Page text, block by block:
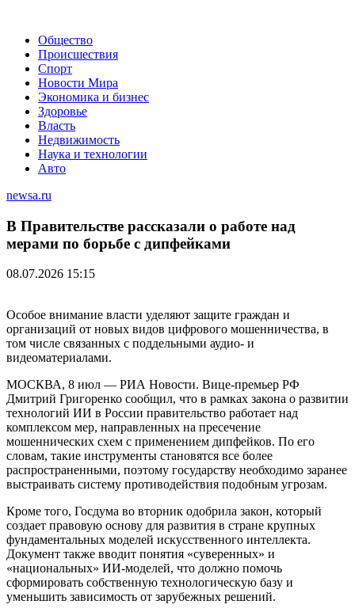
Общество
Происшествия
Спорт
Новости Мира
Экономика и бизнес
Здоровье
Власть
Недвижимость
Наука и технологии
Авто
newsa.ru
В Правительстве рассказали о работе над
мерами по борьбе с дипфейками
08.07.2026 15:15
Особое внимание власти уделяют защите граждан и
организаций от новых видов цифрового мошенничества, в
том числе связанных с поддельными аудио- и
видеоматериалами.
МОСКВА, 8 июл — РИА Новости. Вице-премьер РФ
Дмитрий Григоренко сообщил, что в рамках закона о развитии
технологий ИИ в России правительство работает над
комплексом мер, направленных на пресечение
мошеннических схем с применением дипфейков. По его
словам, такие инструменты становятся все более
распространенными, поэтому государству необходимо заранее
выстраивать систему противодействия подобным угрозам.
Кроме того, Госдума во вторник одобрила закон, который
создает правовую основу для развития в стране крупных
фундаментальных моделей искусственного интеллекта.
Документ также вводит понятия «суверенных» и
«национальных» ИИ-моделей, что должно помочь
сформировать собственную технологическую базу и
уменьшить зависимость от зарубежных решений.